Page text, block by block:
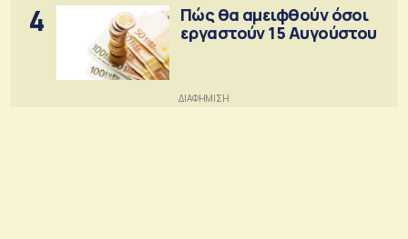
4
Πώς θα αμειφθούν όσοι
εργαστούν 15 Αυγούστου